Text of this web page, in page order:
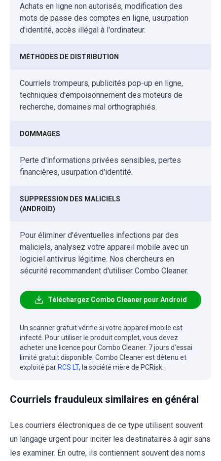
Achats en ligne non autorisés, modification des
mots de passe des comptes en ligne, usurpation
d'identité, accès illégal à l'ordinateur.
MÉTHODES DE DISTRIBUTION
Courriels trompeurs, publicités pop-up en ligne,
techniques d'empoisonnement des moteurs de
recherche, domaines mal orthographiés.
DOMMAGES
Perte d'informations privées sensibles, pertes
financières, usurpation d'identité.
SUPPRESSION DES MALICIELS
(ANDROID)
Pour éliminer d'éventuelles infections par des
maliciels, analysez votre appareil mobile avec un
logiciel antivirus légitime. Nos chercheurs en
sécurité recommandent d'utiliser Combo Cleaner.
Téléchargez Combo Cleaner pour Android
Un scanner gratuit vérifie si votre appareil mobile est
infecté. Pour utiliser le produit complet, vous devez
acheter une licence pour Combo Cleaner. 7 jours d’essai
limité gratuit disponible. Combo Cleaner est détenu et
exploité par RCS LT, la société mère de PCRisk.
Courriels frauduleux similaires en général
Les courriers électroniques de ce type utilisent souvent
un langage urgent pour inciter les destinataires à agir sans
les examiner. En outre, ils contiennent souvent des noms